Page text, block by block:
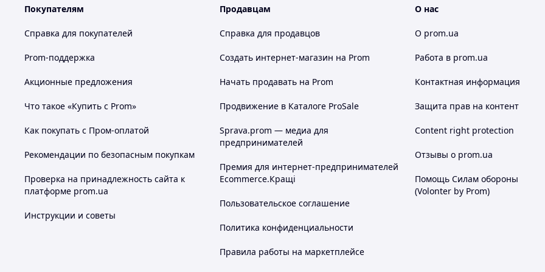
Покупателям
Справка для покупателей
Prom-поддержка
Акционные предложения
Что такое «Купить с Prom»
Как покупать с Пром-оплатой
Рекомендации по безопасным покупкам
Проверка на принадлежность сайта к
платформе prom.ua
Инструкции и советы
Продавцам
Справка для продавцов
Создать интернет-магазин на Prom
Начать продавать на Prom
Продвижение в Каталоге ProSale
Sprava.prom — медиа для
предпринимателей
Премия для интернет-предпринимателей
Ecommerce.Кращі
Пользовательское соглашение
Политика конфиденциальности
Правила работы на маркетплейсе
О нас
О prom.ua
Работа в prom.ua
Контактная информация
Защита прав на контент
Content right protection
Отзывы о prom.ua
Помощь Силам обороны
(Volonter by Prom)